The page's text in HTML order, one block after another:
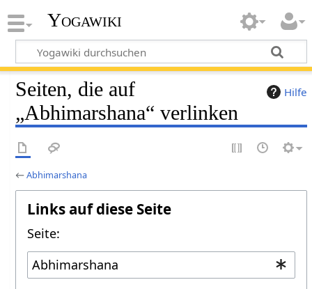
Yogawiki
Hilfe
Seiten, die auf
„Abhimarshana“ verlinken
←Abhimarshana
Links auf diese Seite
Seite: